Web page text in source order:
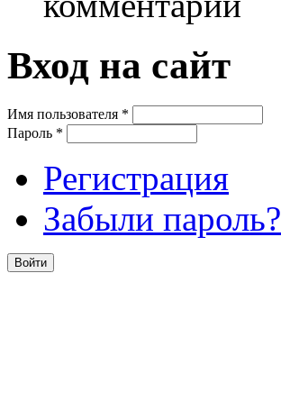
Вход на сайт
Имя пользователя *
Пароль *
Регистрация
Забыли пароль?